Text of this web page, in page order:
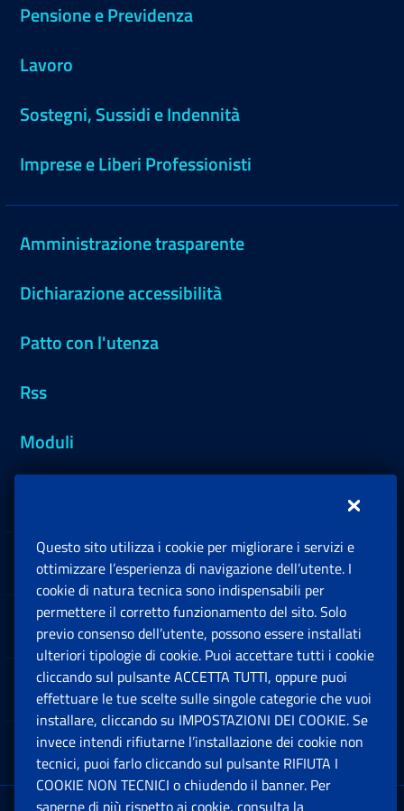
Pensione e Previdenza
Lavoro
Sostegni, Sussidi e Indennità
Imprese e Liberi Professionisti
Amministrazione trasparente
Dichiarazione accessibilità
Patto con l'utenza
Rss
Moduli
Sedi e Contatti
Software
Note Legali
App mobile
Questo sito utilizza i cookie per migliorare i servizi e
ottimizzare l’esperienza di navigazione dell’utente. I
cookie di natura tecnica sono indispensabili per
permettere il corretto funzionamento del sito. Solo
previo consenso dell’utente, possono essere installati
ulteriori tipologie di cookie. Puoi accettare tutti i cookie
cliccando sul pulsante ACCETTA TUTTI, oppure puoi
effettuare le tue scelte sulle singole categorie che vuoi
installare, cliccando su IMPOSTAZIONI DEI COOKIE. Se
invece intendi rifiutarne l’installazione dei cookie non
tecnici, puoi farlo cliccando sul pulsante RIFIUTA I
COOKIE NON TECNICI o chiudendo il banner. Per
saperne di più rispetto ai cookie, consulta la